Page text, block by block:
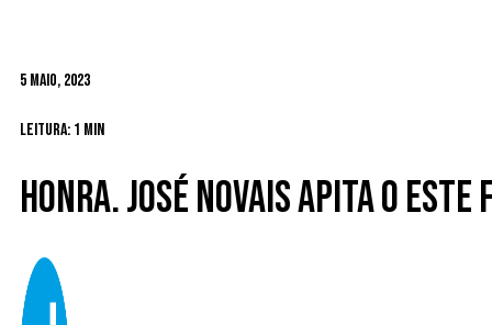
5 Maio, 2023
Leitura: 1 min
Honra. José Novais apita o Este